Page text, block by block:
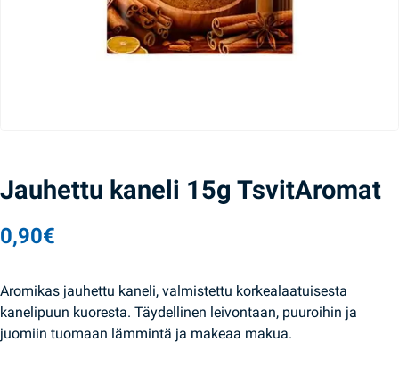
Jauhettu kaneli 15g TsvitAromat
0,90€
Aromikas jauhettu kaneli, valmistettu korkealaatuisesta
kanelipuun kuoresta. Täydellinen leivontaan, puuroihin ja
juomiin tuomaan lämmintä ja makeaa makua.